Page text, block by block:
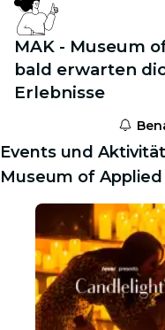
MAK - Museum
bald erwarten
Erlebnisse
Events und
Museum of